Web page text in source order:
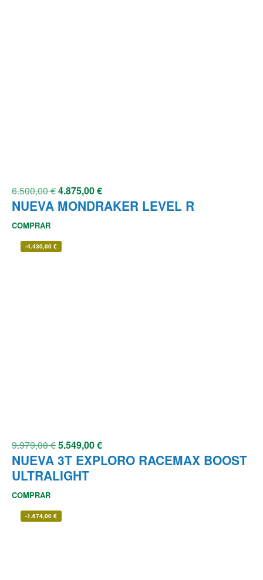
6.500,00€4.875,00€
NUEVA MONDRAKER LEVEL R
COMPRAR
-4.430,00 €
9.979,00€5.549,00€
NUEVA 3T EXPLORO RACEMAX BOOST
ULTRALIGHT
COMPRAR
-1.674,00 €